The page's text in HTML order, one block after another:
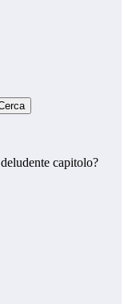
capitolo?